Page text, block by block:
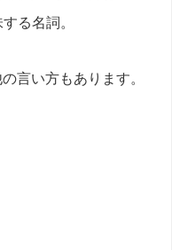
る名詞。
言い方もあります。